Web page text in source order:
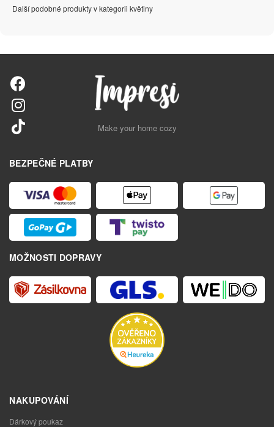
Další podobné produkty v kategorii květiny
Make your home cozy
BEZPEČNÉ PLATBY
MOŽNOSTI DOPRAVY
NAKUPOVÁNÍ
Dárkový poukaz